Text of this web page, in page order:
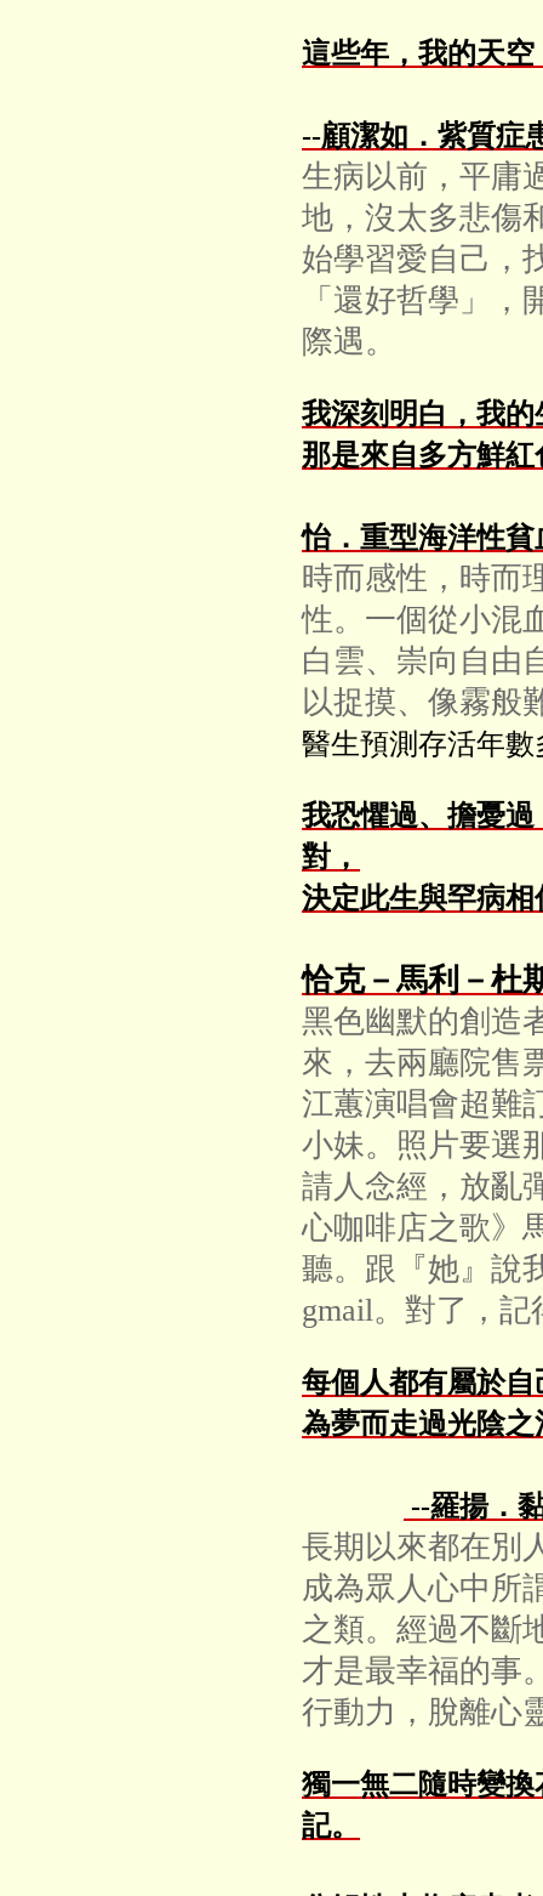
這些年，我的天
--顧潔如．紫質症
生病以前，平庸
地，沒太多悲傷
始學習愛自己，
「還好哲學」
際遇。
我深刻明白，我
那是來自多方鮮
怡．重型海洋性貧
時而感性，時而
性。一個從小混
白雲、崇向自由
以捉摸、像霧般
醫生預測存活年
我恐懼過、擔憂
對，
決定此生與罕病
恰克－馬利－杜
黑色幽默的創造
來，去兩廳院售
江蕙演唱會超難
小妹。照片要選
請人念經，放亂
心咖啡店之歌》
聽。跟『她』說
gmail。對了，
每個人都有屬於
為夢而走過光陰
--羅揚．
長期以來都在別
成為眾人心中所
之類。經過不斷
才是最幸福的事
行動力，脫離心
獨一無二隨時變
記。